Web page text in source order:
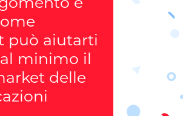
può aiutarti
minimo il
delle